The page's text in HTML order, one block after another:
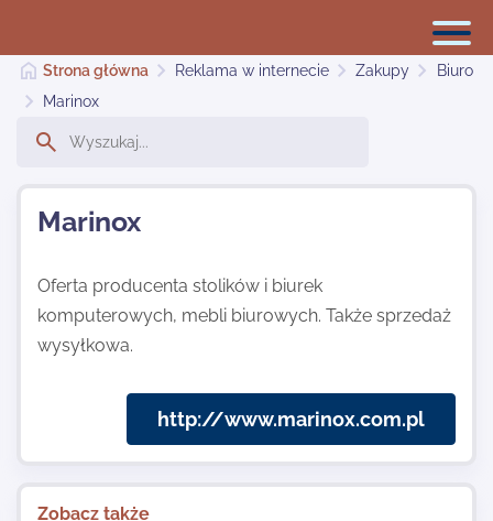
Najnowsze
Strona główna Reklama w internecie Zakupy
Biuro
Marinox
Marinox
Oferta producenta stolików i biurek
komputerowych, mebli biurowych. Także sprzedaż
wysyłkowa.
http://www.marinox.com.pl
Zobacz także